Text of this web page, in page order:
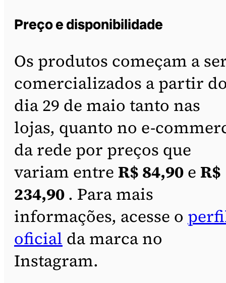
Preço e disponibilidade
Os produtos começam a
comercializados a partir
dia 29 de maio tanto nas
lojas, quanto no e-
da rede por preços que
variam entre R$ 84,90 e R$
234,90 . Para mais
informações, acesse o
oficial da marca no
Instagram.